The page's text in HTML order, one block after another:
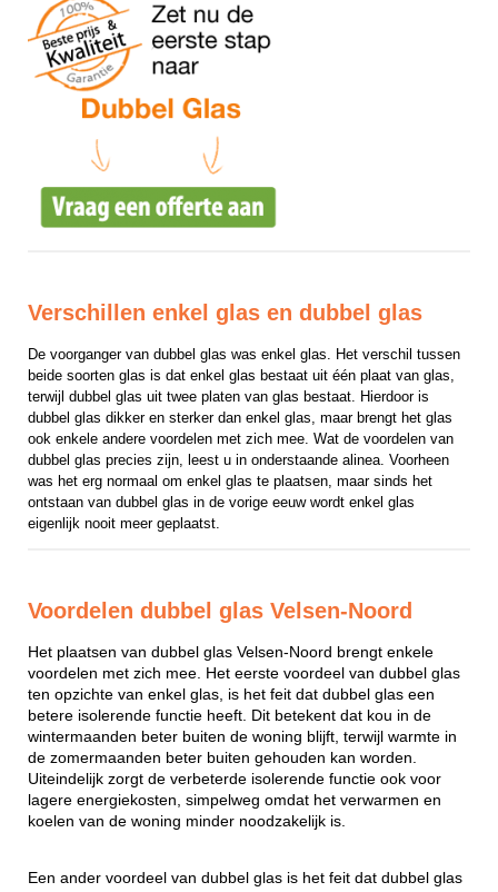
Verschillen enkel glas en dubbel glas
De voorganger van dubbel glas was enkel glas. Het verschil tussen
beide soorten glas is dat enkel glas bestaat uit één plaat van glas,
terwijl dubbel glas uit twee platen van glas bestaat. Hierdoor is
dubbel glas dikker en sterker dan enkel glas, maar brengt het glas
ook enkele andere voordelen met zich mee. Wat de voordelen van
dubbel glas precies zijn, leest u in onderstaande alinea. Voorheen
was het erg normaal om enkel glas te plaatsen, maar sinds het
ontstaan van dubbel glas in de vorige eeuw wordt enkel glas
eigenlijk nooit meer geplaatst.
Voordelen dubbel glas Velsen-Noord
Het plaatsen van dubbel glas Velsen-Noord brengt enkele
voordelen met zich mee. Het eerste voordeel van dubbel glas
ten opzichte van enkel glas, is het feit dat dubbel glas een
betere isolerende functie heeft. Dit betekent dat kou in de
wintermaanden beter buiten de woning blijft, terwijl warmte in
de zomermaanden beter buiten gehouden kan worden.
Uiteindelijk zorgt de verbeterde isolerende functie ook voor
lagere energiekosten, simpelweg omdat het verwarmen en
koelen van de woning minder noodzakelijk is.
Een ander voordeel van dubbel glas is het feit dat dubbel glas